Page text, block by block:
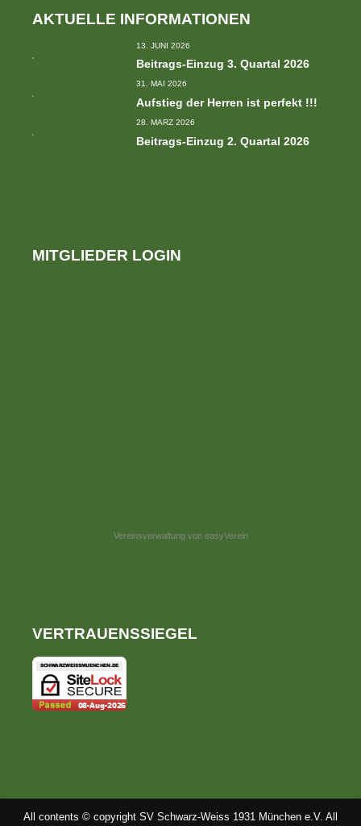
AKTUELLE INFORMATIONEN
13. JUNI 2026
Beitrags-Einzug 3. Quartal 2026
31. MAI 2026
Aufstieg der Herren ist perfekt !!!
28. MÄRZ 2026
Beitrags-Einzug 2. Quartal 2026
MITGLIEDER LOGIN
Vereinsverwaltung von easyVerein
VERTRAUENSSIEGEL
All contents © copyright SV Schwarz-Weiss 1931 München e.V. All